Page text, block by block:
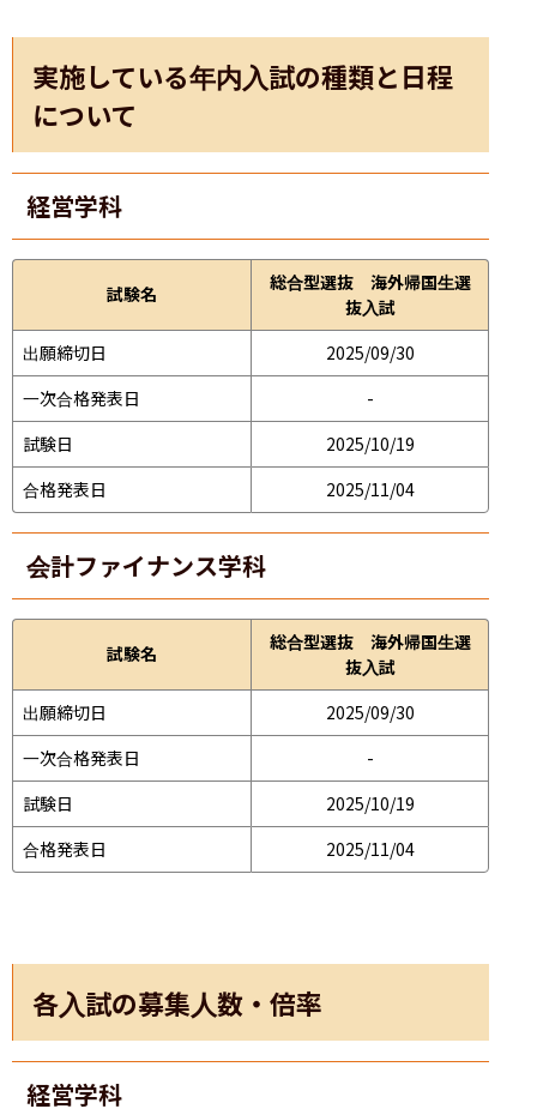
実施している年内入試の種類と日程
について
経営学科
試験名
総合型選抜 海外帰国生選
抜入試
出願締切日
2025/09/30
一次合格発表日
-
試験日
2025/10/19
合格発表日
2025/11/04
会計ファイナンス学科
試験名
総合型選抜 海外帰国生選
抜入試
出願締切日
2025/09/30
一次合格発表日
-
試験日
2025/10/19
合格発表日
2025/11/04
各入試の募集人数・倍率
経営学科